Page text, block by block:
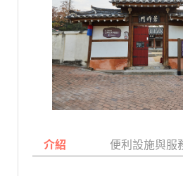
介紹 便利設施與服